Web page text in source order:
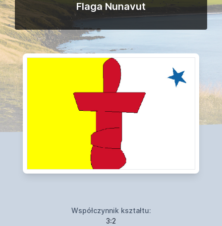
Flaga Nunavut
Współczynnik kształtu:
3:2